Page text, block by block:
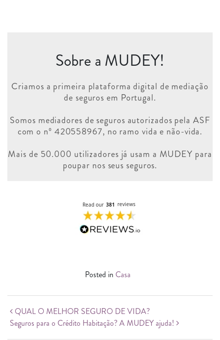
Sobre a MUDEY!
Criamos a primeira plataforma digital de mediação
de seguros em Portugal.
Somos mediadores de seguros autorizados pela ASF
com o nº 420558967, no ramo vida e não-vida.
Mais de 50.000 utilizadores já usam a MUDEY para
poupar nos seus seguros.
Posted in Casa
Post navigation
QUAL O MELHOR SEGURO DE VIDA?
Seguros para o Crédito Habitação? A MUDEY ajuda!